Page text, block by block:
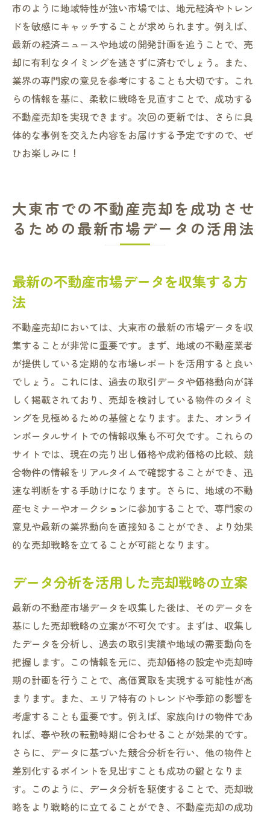
市のように地域特性が強い市場では、地元経済やトレン
ドを敏感にキャッチすることが求められます。例えば、
最新の経済ニュースや地域の開発計画を追うことで、売
却に有利なタイミングを逃さずに済むでしょう。また、
業界の専門家の意見を参考にすることも大切です。これ
らの情報を基に、柔軟に戦略を見直すことで、成功する
不動産売却を実現できます。次回の更新では、さらに具
体的な事例を交えた内容をお届けする予定ですので、ぜ
ひお楽しみに！
大東市での不動産売却を成功させ
るための最新市場データの活用法
最新の不動産市場データを収集する方
法
不動産売却においては、大東市の最新の市場データを収
集することが非常に重要です。まず、地域の不動産業者
が提供している定期的な市場レポートを活用すると良い
でしょう。これには、過去の取引データや価格動向が詳
しく掲載されており、売却を検討している物件のタイミ
ングを見極めるための基盤となります。また、オンライ
ンポータルサイトでの情報収集も不可欠です。これらの
サイトでは、現在の売り出し価格や成約価格の比較、競
合物件の情報をリアルタイムで確認することができ、迅
速な判断をする手助けになります。さらに、地域の不動
産セミナーやオークションに参加することで、専門家の
意見や最新の業界動向を直接知ることができ、より効果
的な売却戦略を立てることが可能となります。
データ分析を活用した売却戦略の立案
最新の不動産市場データを収集した後は、そのデータを
基にした売却戦略の立案が不可欠です。まずは、収集し
たデータを分析し、過去の取引実績や地域の需要動向を
把握します。この情報を元に、売却価格の設定や売却時
期の計画を行うことで、高価買取を実現する可能性が高
まります。また、エリア特有のトレンドや季節の影響を
考慮することも重要です。例えば、家族向けの物件であ
れば、春や秋の転勤時期に合わせることが効果的です。
さらに、データに基づいた競合分析を行い、他の物件と
差別化するポイントを見出すことも成功の鍵となりま
す。このように、データ分析を駆使することで、売却戦
略をより戦略的に立てることができ、不動産売却の成功